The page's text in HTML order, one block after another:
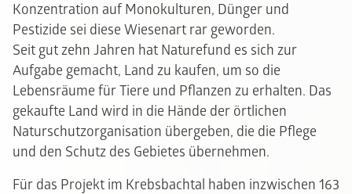
Konzentration auf Monokulturen, Dünger und
Pestizide sei diese Wiesenart rar geworden.
Seit gut zehn Jahren hat Naturefund es sich zur
Aufgabe gemacht, Land zu kaufen, um so die
Lebensräume für Tiere und Pflanzen zu erhalten. Das
gekaufte Land wird in die Hände der örtlichen
Naturschutzorganisation übergeben, die die Pflege
und den Schutz des Gebietes übernehmen.
Für das Projekt im Krebsbachtal haben inzwischen 163